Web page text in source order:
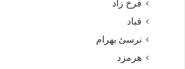
فرخ زاد
قباد
نرسئ بهرام‏
هرمزد